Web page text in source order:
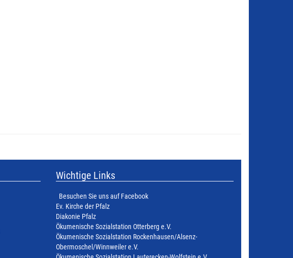
Wichtige Links
Besuchen Sie uns auf Facebook
Ev. Kirche der Pfalz
Diakonie Pfalz
Ökumenische Sozialstation Otterberg e.V.
Ökumenische Sozialstation Rockenhausen/Alsenz-
Obermoschel/Winnweiler e.V.